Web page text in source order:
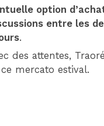
option
entre les
.
des attentes,
mercato estival.